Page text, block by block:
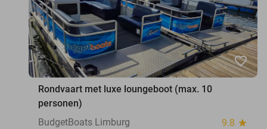
favorite_border
Rondvaart met luxe loungeboot (max. 10
personen)
BudgetBoats Limburg
9.8 star